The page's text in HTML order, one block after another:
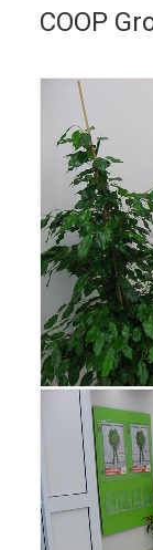
COOP